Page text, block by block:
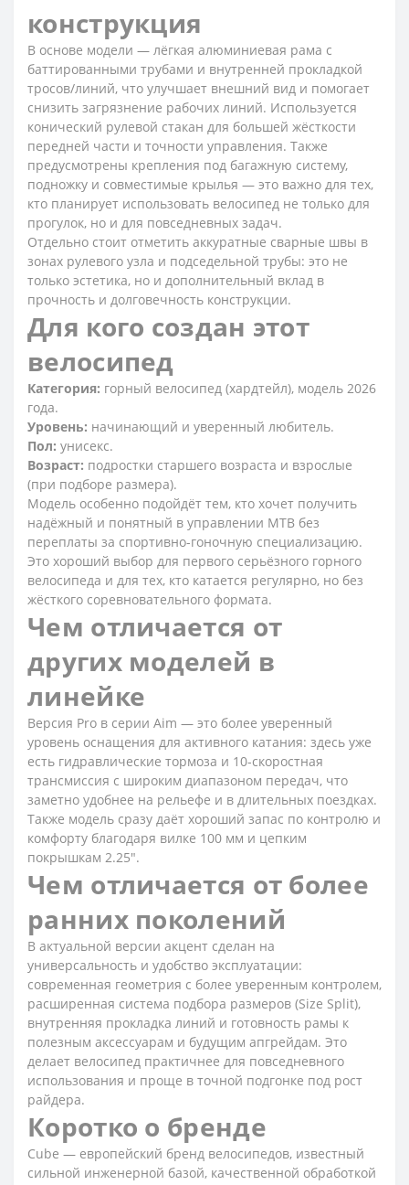
конструкция
В основе модели — лёгкая алюминиевая рама с
баттированными трубами и внутренней прокладкой
тросов/линий, что улучшает внешний вид и помогает
снизить загрязнение рабочих линий. Используется
конический рулевой стакан для большей жёсткости
передней части и точности управления. Также
предусмотрены крепления под багажную систему,
подножку и совместимые крылья — это важно для тех,
кто планирует использовать велосипед не только для
прогулок, но и для повседневных задач.
Отдельно стоит отметить аккуратные сварные швы в
зонах рулевого узла и подседельной трубы: это не
только эстетика, но и дополнительный вклад в
прочность и долговечность конструкции.
Для кого создан этот
велосипед
Категория: горный велосипед (хардтейл), модель 2026
года.
Уровень: начинающий и уверенный любитель.
Пол: унисекс.
Возраст: подростки старшего возраста и взрослые
(при подборе размера).
Модель особенно подойдёт тем, кто хочет получить
надёжный и понятный в управлении MTB без
переплаты за спортивно-гоночную специализацию.
Это хороший выбор для первого серьёзного горного
велосипеда и для тех, кто катается регулярно, но без
жёсткого соревновательного формата.
Чем отличается от
других моделей в
линейке
Версия Pro в серии Aim — это более уверенный
уровень оснащения для активного катания: здесь уже
есть гидравлические тормоза и 10-скоростная
трансмиссия с широким диапазоном передач, что
заметно удобнее на рельефе и в длительных поездках.
Также модель сразу даёт хороший запас по контролю и
комфорту благодаря вилке 100 мм и цепким
покрышкам 2.25".
Чем отличается от более
ранних поколений
В актуальной версии акцент сделан на
универсальность и удобство эксплуатации:
современная геометрия с более уверенным контролем,
расширенная система подбора размеров (Size Split),
внутренняя прокладка линий и готовность рамы к
полезным аксессуарам и будущим апгрейдам. Это
делает велосипед практичнее для повседневного
использования и проще в точной подгонке под рост
райдера.
Коротко о бренде
Cube — европейский бренд велосипедов, известный
сильной инженерной базой, качественной обработкой